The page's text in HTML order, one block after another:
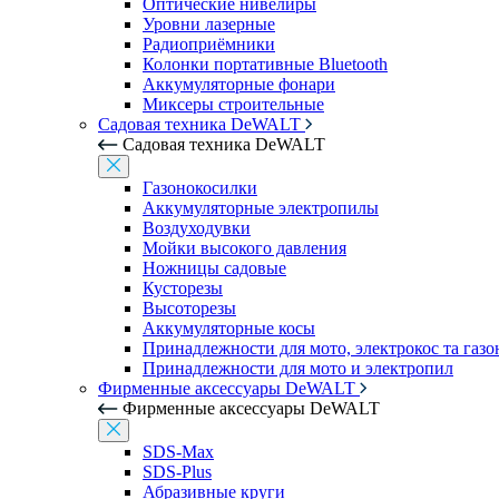
Оптические нивелиры
Уровни лазерные
Радиоприёмники
Колонки портативные Bluetooth
Аккумуляторные фонари
Миксеры строительные
Садовая техника DeWALT
Садовая техника DeWALT
Газонокосилки
Аккумуляторные электропилы
Воздуходувки
Мойки высокого давления
Ножницы садовые
Кусторезы
Высоторезы
Аккумуляторные косы
Принадлежности для мото, электрокос та
Принадлежности для мото и электропил
Фирменные аксессуары DeWALT
Фирменные аксессуары DeWALT
SDS-Max
SDS-Plus
Абразивные круги